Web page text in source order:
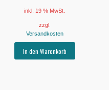
inkl. 19 % MwSt.
zzgl.
Versandkosten
In den Warenkorb